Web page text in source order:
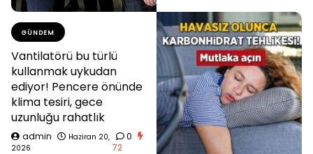
GÜNDEM
Vantilatörü bu türlü
kullanmak uykudan
ediyor! Pencere önünde
klima tesiri, gece
uzunluğu rahatlık
admin
Haziran 20,
2026
0
72